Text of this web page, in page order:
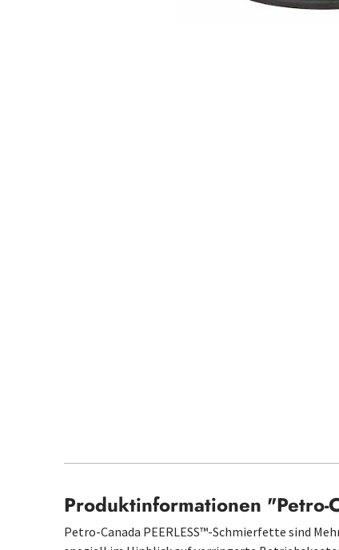
Produktinformationen "Petro-
Petro-Canada PEERLESS™-Schmierfette sind